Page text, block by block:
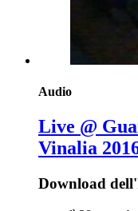
Audio
Live @
Vinalia
Download